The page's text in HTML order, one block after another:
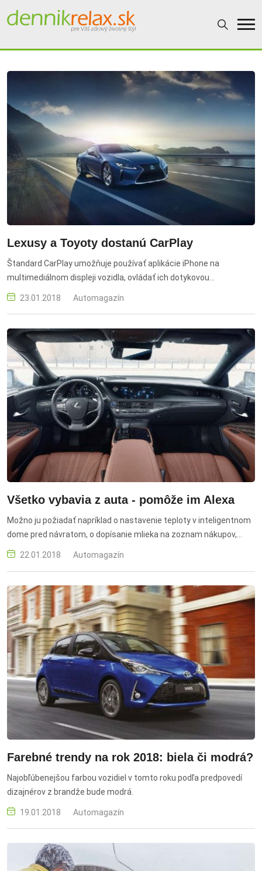
Dennikrelax
Lexusy a Toyoty dostanú CarPlay
Štandard CarPlay umožňuje používať aplikácie iPhone na
multimediálnom displeji vozidla, ovládať ich dotykovou
obrazovkou, prehrávať hudbu a používať telefón s palubným
23.01.2018 Automagazín
Všetko vybavia z auta - pomôže im Alexa
Možno ju požiadať napríklad o nastavenie teploty v inteligentnom
dome pred návratom, o dopísanie mlieka na zoznam nákupov,
alebo naprogramovať začiatok čítania audioknihy z digitálnej
22.01.2018 Automagazín
Farebné trendy na rok 2018: biela či modrá?
Najobľúbenejšou farbou vozidiel v tomto roku podľa predpovedí
dizajnérov z brandže bude modrá.
19.01.2018 Automagazín